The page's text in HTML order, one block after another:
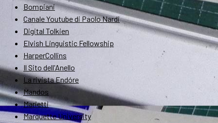
Bompiani
Canale Youtube di Paolo Nardi
Digital Tolkien
Elvish Linguistic Fellowship
HarperCollins
Il Sito dell'Anello
La rivista Endóre
Mandos
Marietti
Marquette University